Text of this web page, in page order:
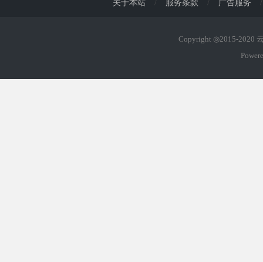
关于本站 / 服务条款 / 广告服务 /
Copyright ◎2015-2020